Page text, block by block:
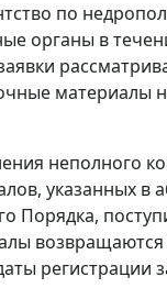
по
органы в
материалы
неполного
указанных в
Порядка,
возвращаются
регистрации